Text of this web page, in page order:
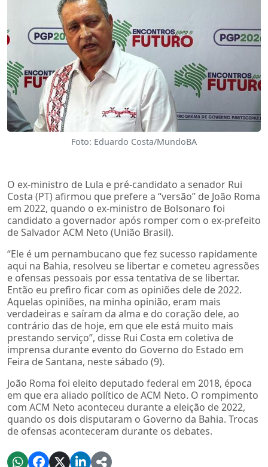
Foto: Eduardo Costa/MundoBA
O ex-ministro de Lula e pré-candidato a senador Rui
Costa (PT) afirmou que prefere a “versão” de João Roma
em 2022, quando o ex-ministro de Bolsonaro foi
candidato a governador após romper com o ex-prefeito
de Salvador ACM Neto (União Brasil).
“Ele é um pernambucano que fez sucesso rapidamente
aqui na Bahia, resolveu se libertar e cometeu agressões
e ofensas pessoais por essa tentativa de se libertar.
Então eu prefiro ficar com as opiniões dele de 2022.
Aquelas opiniões, na minha opinião, eram mais
verdadeiras e saíram da alma e do coração dele, ao
contrário das de hoje, em que ele está muito mais
prestando serviço”, disse Rui Costa em coletiva de
imprensa durante evento do Governo do Estado em
Feira de Santana, neste sábado (9).
João Roma foi eleito deputado federal em 2018, época
em que era aliado político de ACM Neto. O rompimento
com ACM Neto aconteceu durante a eleição de 2022,
quando os dois disputaram o Governo da Bahia. Trocas
de ofensas aconteceram durante os debates.